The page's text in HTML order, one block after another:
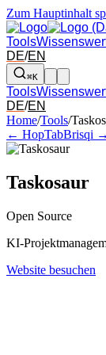
Zum Hauptinhalt
Tools
DE/EN
⌘K
Tools
DE/EN
Pfeil links und
Home/Tools/
← HopTabBrisqi →
Taskosaur
Open Source
KI-
Website besuchen